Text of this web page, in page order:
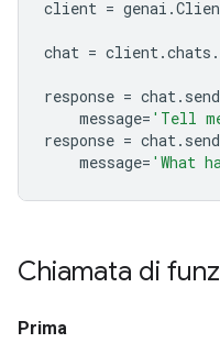
client = genai .
chat = client.chats .
response = chat.
message= 'Tell
response = chat.
message= 'What
Chiamata di
Prima